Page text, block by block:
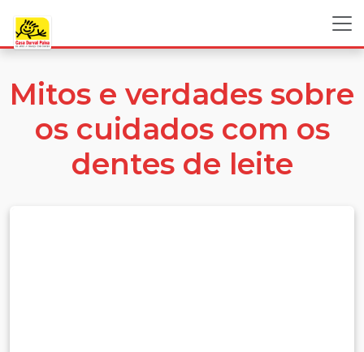
Mitos e verdades sobre
os cuidados com os
dentes de leite